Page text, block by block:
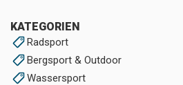
KATEGORIEN
Radsport
Bergsport & Outdoor
Wassersport